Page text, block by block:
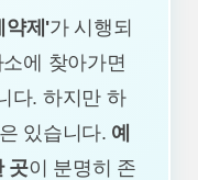
약제'가 시행되
에 찾아가면
다. 하지만 하
있습니다. 예
곳이 분명히 존